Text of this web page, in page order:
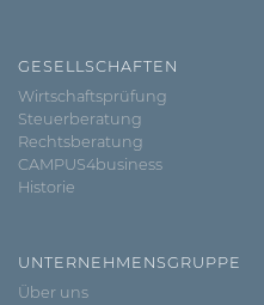
GESELLSCHAFTEN
Wirtschaftsprüfung
Steuerberatung
Rechtsberatung
CAMPUS4business
Historie
UNTERNEHMENSGRUPPE
Über uns